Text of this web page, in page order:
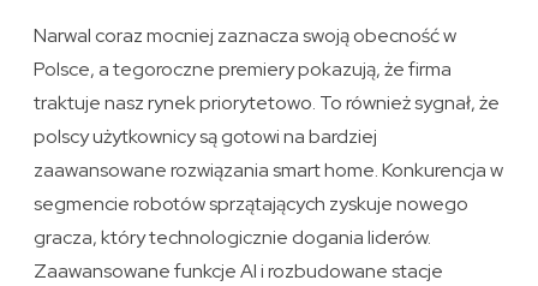
Narwal coraz mocniej zaznacza swoją obecność w
Polsce, a tegoroczne premiery pokazują, że firma
traktuje nasz rynek priorytetowo. To również sygnał, że
polscy użytkownicy są gotowi na bardziej
zaawansowane rozwiązania smart home. Konkurencja w
segmencie robotów sprzątających zyskuje nowego
gracza, który technologicznie dogania liderów.
Zaawansowane funkcje AI i rozbudowane stacje